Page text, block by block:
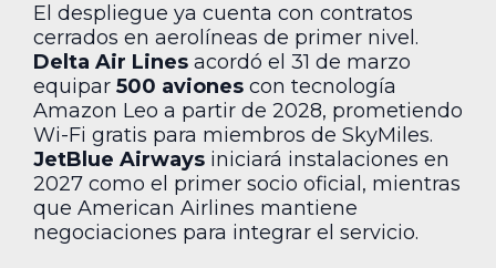
El despliegue ya cuenta con contratos
cerrados en aerolíneas de primer nivel.
Delta Air Lines acordó el 31 de marzo
equipar 500 aviones con tecnología
Amazon Leo a partir de 2028, prometiendo
Wi-Fi gratis para miembros de SkyMiles.
JetBlue Airways iniciará instalaciones en
2027 como el primer socio oficial, mientras
que American Airlines mantiene
negociaciones para integrar el servicio.